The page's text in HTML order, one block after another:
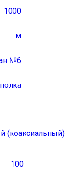
1000
м
№6
(коаксиальный)
100